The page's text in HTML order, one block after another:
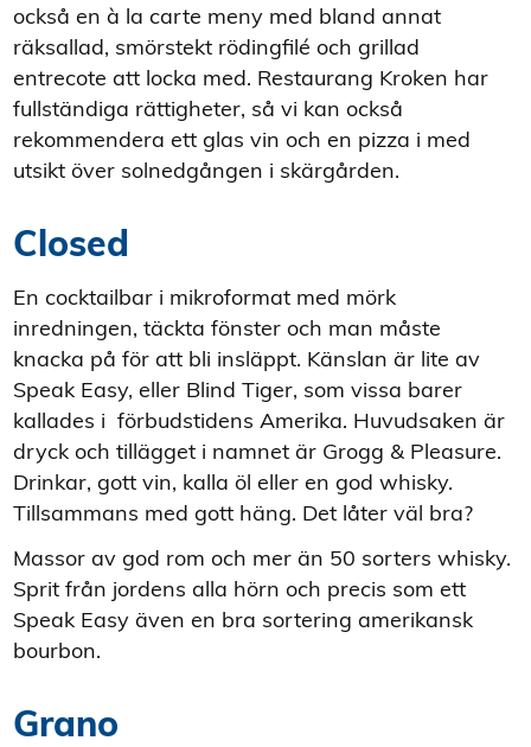
också en à la carte meny med bland annat
räksallad, smörstekt rödingfilé och grillad
entrecote att locka med. Restaurang Kroken har
fullständiga rättigheter, så vi kan också
rekommendera ett glas vin och en pizza i med
utsikt över solnedgången i skärgården.
Closed
En cocktailbar i mikroformat med mörk
inredningen, täckta fönster och man måste
knacka på för att bli insläppt. Känslan är lite av
Speak Easy, eller Blind Tiger, som vissa barer
kallades i förbudstidens Amerika. Huvudsaken är
dryck och tillägget i namnet är Grogg & Pleasure.
Drinkar, gott vin, kalla öl eller en god whisky.
Tillsammans med gott häng. Det låter väl bra?
Massor av god rom och mer än 50 sorters whisky.
Sprit från jordens alla hörn och precis som ett
Speak Easy även en bra sortering amerikansk
bourbon.
Grano